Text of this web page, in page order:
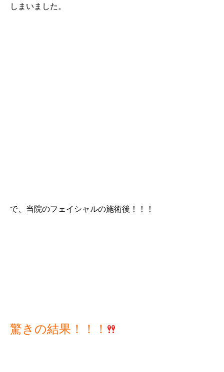
しまいました。
で、当院のフェイシャルの施術後！！！
驚きの結果！！！